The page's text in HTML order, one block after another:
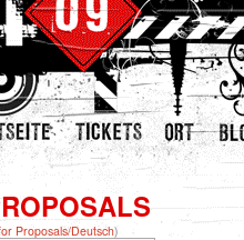
Proposals/Deutsch)